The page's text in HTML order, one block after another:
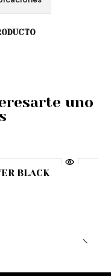
uno
BLACK